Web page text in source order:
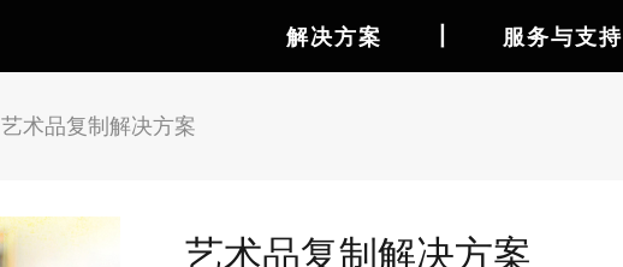
解决方案 服务与支持
艺术品复制解决方案
艺术品复制解决方案